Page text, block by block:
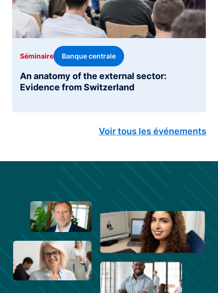
An anatomy of the external sector:
Evidence from Switzerland
Séminaire Banque centrale
Voir tous les événements